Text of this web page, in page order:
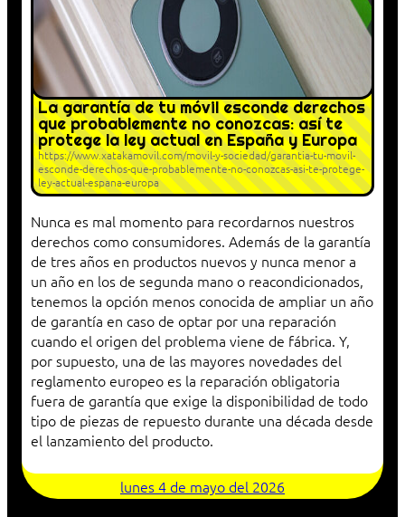
La garantía de tu móvil esconde derechos
que probablemente no conozcas: así te
protege la ley actual en España y Europa
https://www.xatakamovil.com/movil-y-sociedad/garantia-tu-movil-
esconde-derechos-que-probablemente-no-conozcas-asi-te-protege-
ley-actual-espana-europa
Nunca es mal momento para recordarnos nuestros
derechos como consumidores. Además de la garantía
de tres años en productos nuevos y nunca menor a
un año en los de segunda mano o reacondicionados,
tenemos la opción menos conocida de ampliar un año
de garantía en caso de optar por una reparación
cuando el origen del problema viene de fábrica. Y,
por supuesto, una de las mayores novedades del
reglamento europeo es la reparación obligatoria
fuera de garantía que exige la disponibilidad de todo
tipo de piezas de repuesto durante una década desde
el lanzamiento del producto.
lunes 4 de mayo del 2026